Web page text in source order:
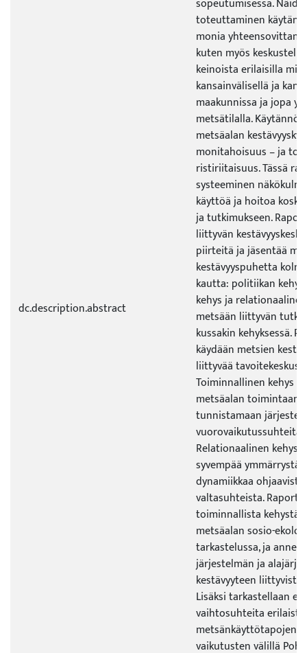
dc.description.abstract
sopeutumisessa.
toteuttaminen
monia
kuten myös
keinoista erilaisilla
kansainvälisellä ja
maakunnissa ja jopa
metsätilalla.
metsäalan
monitahoisuus – ja
ristiriitaisuus. Tässä
systeeminen
käyttöä ja hoitoa
ja tutkimukseen.
liittyvän
piirteitä ja jäsentää
kestävyyspuhetta
kautta: politiikan
kehys ja
metsään liittyvän
kussakin kehyksessä.
käydään metsien
liittyvää
Toiminnallinen kehys
metsäalan toimintaan
tunnistamaan
vuorovaikutussuhteita
Relationaalinen kehys
syvempää ymmärrystä
dynamiikkaa
valtasuhteista.
toiminnallista kehystä
metsäalan sosio-
tarkastelussa, ja
järjestelmän ja
kestävyyteen liittyvistä
Lisäksi tarkastellaan
vaihtosuhteita
metsänkäyttötapojen
vaikutusten välillä